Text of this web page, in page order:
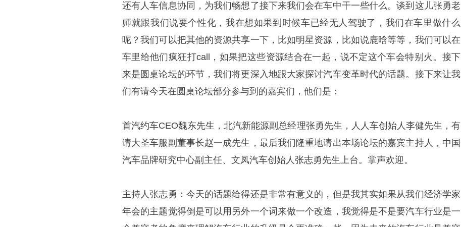
还有人车信息协同，为我们畅想了接下来我们会在车中干一些什么。谈到这儿张勇老
师就跟我们说要个性化，我在想如果到时候车已经无人驾驶了，我们在车里做什么
呢？我们可以把其他的资源共享一下，比如明星资源，比如说鹿晗等等，我们可以在
车里给他们疯狂打call，如果把这些资源结合在一起，说不定这个车会特别火。接下
来是圆桌论坛的环节，我们将更深入地跟大家探讨汽车变革时代的话题。接下来让我
们有请今天在圆桌论坛部分参与到的嘉宾们，他们是：
首汽约车CEO魏东先生，北汽新能源副总经理张勇先生，人人车创始人李健先生，有
请大圣车服副董事长赵一成先生，最后我们隆重地请出本场论坛的嘉宾主持人，中国
汽车品牌研究中心副主任、文凤汽车创始人张志勇先生上台。掌声欢迎。
主持人张志勇：今天的话题给得还是非常有意义的，但是我其实如果从我们经济学家
年会的主题觉得倒是可以用另外一个词来做一个改造，我觉得是不是要汽车行业是一